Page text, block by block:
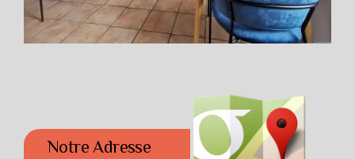
Notre Adresse